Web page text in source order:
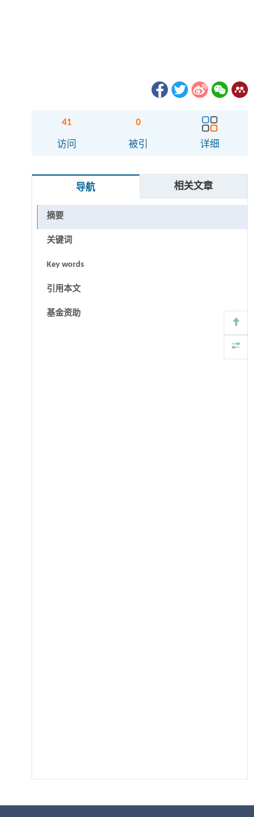
41
访问
0
被引 详细
导航 相关文章
摘要
关键词
Key words
引用本文
基金资助